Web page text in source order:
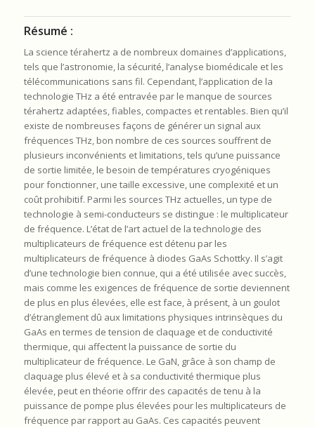
Résumé :
La science térahertz a de nombreux domaines d’applications,
tels que l’astronomie, la sécurité, l’analyse biomédicale et les
télécommunications sans fil. Cependant, l’application de la
technologie THz a été entravée par le manque de sources
térahertz adaptées, fiables, compactes et rentables. Bien qu’il
existe de nombreuses façons de générer un signal aux
fréquences THz, bon nombre de ces sources souffrent de
plusieurs inconvénients et limitations, tels qu’une puissance
de sortie limitée, le besoin de températures cryogéniques
pour fonctionner, une taille excessive, une complexité et un
coût prohibitif. Parmi les sources THz actuelles, un type de
technologie à semi-conducteurs se distingue : le multiplicateur
de fréquence. L’état de l’art actuel de la technologie des
multiplicateurs de fréquence est détenu par les
multiplicateurs de fréquence à diodes GaAs Schottky. Il s’agit
d’une technologie bien connue, qui a été utilisée avec succès,
mais comme les exigences de fréquence de sortie deviennent
de plus en plus élevées, elle est face, à présent, à un goulot
d’étranglement dû aux limitations physiques intrinsèques du
GaAs en termes de tension de claquage et de conductivité
thermique, qui affectent la puissance de sortie du
multiplicateur de fréquence. Le GaN, grâce à son champ de
claquage plus élevé et à sa conductivité thermique plus
élevée, peut en théorie offrir des capacités de tenu à la
puissance de pompe plus élevées pour les multiplicateurs de
fréquence par rapport au GaAs. Ces capacités peuvent